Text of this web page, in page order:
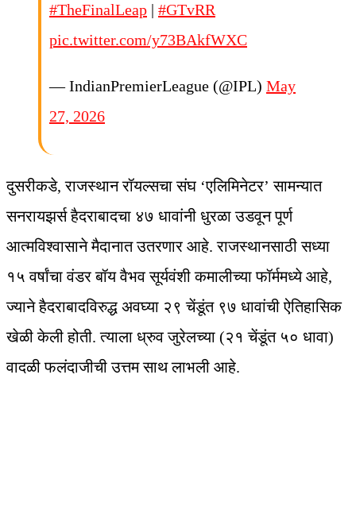
#TheFinalLeap | #GTvRR
pic.twitter.com/y73BAkfWXC
— IndianPremierLeague (@IPL) May
27, 2026
दुसरीकडे, राजस्थान रॉयल्सचा संघ ‘एलिमिनेटर’ सामन्यात
सनरायझर्स हैदराबादचा ४७ धावांनी धुरळा उडवून पूर्ण
आत्मविश्वासाने मैदानात उतरणार आहे. राजस्थानसाठी सध्या
१५ वर्षांचा वंडर बॉय वैभव सूर्यवंशी कमालीच्या फॉर्ममध्ये आहे,
ज्याने हैदराबादविरुद्ध अवघ्या २९ चेंडूंत ९७ धावांची ऐतिहासिक
खेळी केली होती. त्याला ध्रुव जुरेलच्या (२१ चेंडूंत ५० धावा)
वादळी फलंदाजीची उत्तम साथ लाभली आहे.